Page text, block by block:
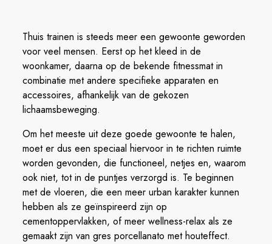
Thuis trainen is steeds meer een gewoonte geworden
voor veel mensen. Eerst op het kleed in de
woonkamer, daarna op de bekende fitnessmat in
combinatie met andere specifieke apparaten en
accessoires, afhankelijk van de gekozen
lichaamsbeweging.
Om het meeste uit deze goede gewoonte te halen,
moet er dus een speciaal hiervoor in te richten ruimte
worden gevonden, die functioneel, netjes en, waarom
ook niet, tot in de puntjes verzorgd is. Te beginnen
met de vloeren, die een meer urban karakter kunnen
hebben als ze geïnspireerd zijn op
cementoppervlakken, of meer wellness-relax als ze
gemaakt zijn van gres porcellanato met houteffect.